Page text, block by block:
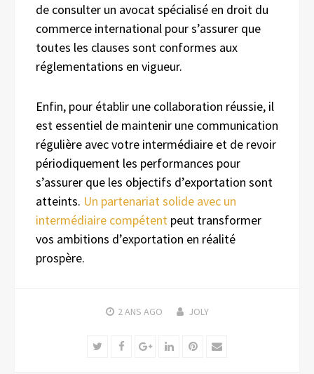
de consulter un avocat spécialisé en droit du
commerce international pour s’assurer que
toutes les clauses sont conformes aux
réglementations en vigueur.
Enfin, pour établir une collaboration réussie, il
est essentiel de maintenir une communication
régulière avec votre intermédiaire et de revoir
périodiquement les performances pour
s’assurer que les objectifs d’exportation sont
atteints. Un partenariat solide avec un
intermédiaire compétent peut transformer
vos ambitions d’exportation en réalité
prospère.
2 ANS AGO JOLY
TwitterFacebookGoogle+LinkedInPinterest
Email